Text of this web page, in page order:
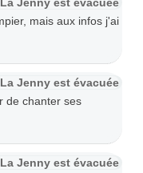
Jenny est évacuée
mais aux infos j'ai
Jenny est évacuée
de chanter ses
Jenny est évacuée